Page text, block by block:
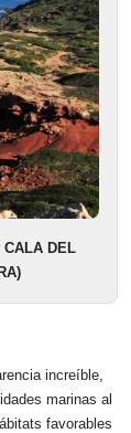
CALA DEL
increíble,
marinas al
favorables